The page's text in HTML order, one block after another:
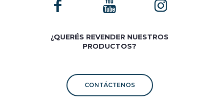
¿QUERÉS REVENDER NUESTROS
PRODUCTOS?
CONTÁCTENOS